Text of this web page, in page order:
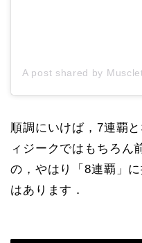
順調にいけば，7連覇
ィジークではもちろん
の，やはり「8連覇」
はあります．